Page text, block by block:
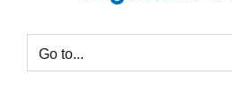
Go to...